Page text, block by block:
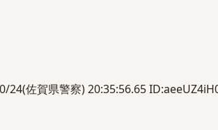
佐賀県警察) 20:35:56.65